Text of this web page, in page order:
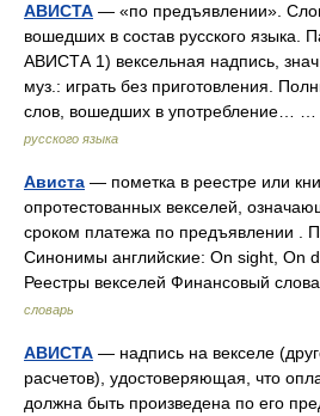
АВИСТА — «по предъявлении».
вошедших в состав русского языка.
АВИСТА 1) вексельная надпись,
муз.: играть без приготовления.
слов, вошедших в употребление… …
русского языка
Ависта — пометка в реестре или
опротестованных векселей,
сроком платежа по предъявлении .
Синонимы английские: On sight, On
Реестры векселей Финансовый
словарь
АВИСТА — надпись на векселе
расчетов), удостоверяющая, что
должна быть произведена по его